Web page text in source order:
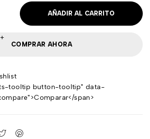
AÑADIR AL CARRITO
COMPRAR AHORA
tooltip button-tooltip" data-
span>